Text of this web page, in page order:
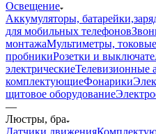
Освещение
Аккумуляторы,
для мобильных телефонов
монтажаМультиметры,
пробникиРозетки и
электрическиеТелевизионные
комплектующиеФонарики
щитовое оборудование
—
Люстры, бра
Датчики движения